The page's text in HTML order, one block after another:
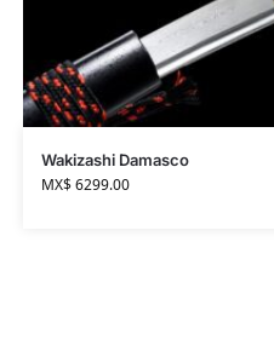
Wakizashi Damasco
MX$6299.00